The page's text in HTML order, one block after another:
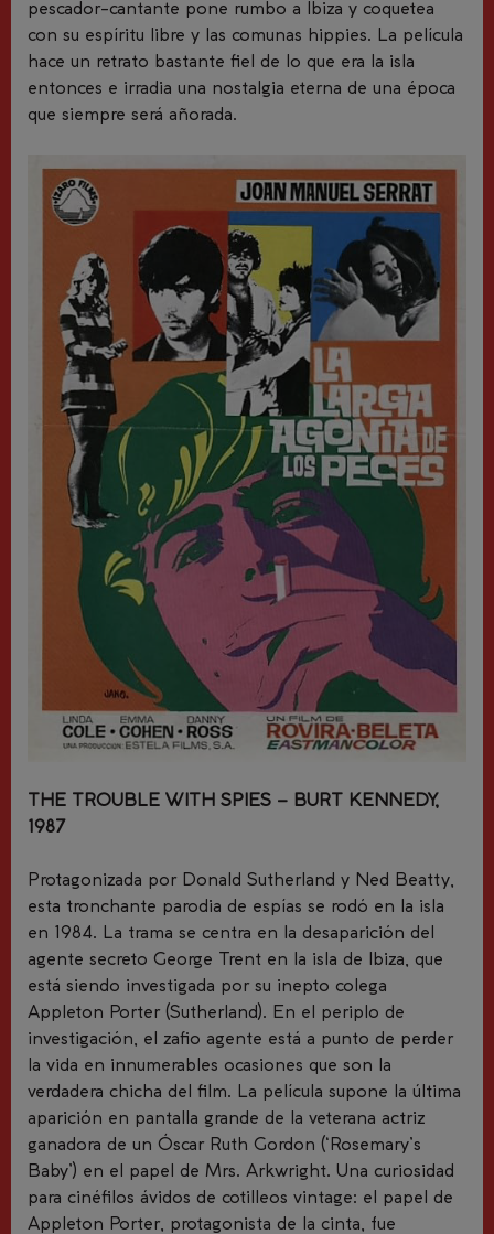
pescador-cantante pone rumbo a Ibiza y coquetea
con su espíritu libre y las comunas hippies. La película
hace un retrato bastante fiel de lo que era la isla
entonces e irradia una nostalgia eterna de una época
que siempre será añorada.
THE TROUBLE WITH SPIES – BURT KENNEDY,
1987
Protagonizada por Donald Sutherland y Ned Beatty,
esta tronchante parodia de espías se rodó en la isla
en 1984. La trama se centra en la desaparición del
agente secreto George Trent en la isla de Ibiza, que
está siendo investigada por su inepto colega
Appleton Porter (Sutherland). En el periplo de
investigación, el zafio agente está a punto de perder
la vida en innumerables ocasiones que son la
verdadera chicha del film. La película supone la última
aparición en pantalla grande de la veterana actriz
ganadora de un Óscar Ruth Gordon (‘Rosemary’s
Baby’) en el papel de Mrs. Arkwright. Una curiosidad
para cinéfilos ávidos de cotilleos vintage: el papel de
Appleton Porter, protagonista de la cinta, fue